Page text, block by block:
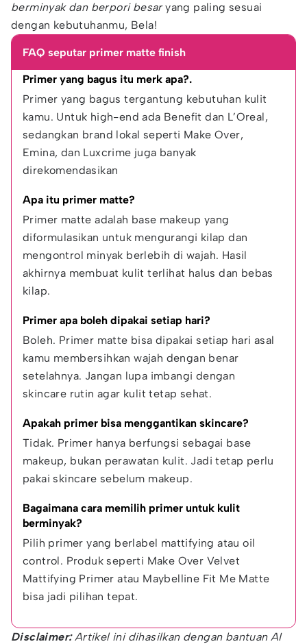
berminyak dan berpori besaryang paling sesuai
dengan kebutuhanmu, Bela!
FAQ seputar primer matte finish
Primer yang bagus itu merk apa?.
Primer yang bagus tergantung kebutuhan kulit
kamu. Untuk high-end ada Benefit dan L’Oreal,
sedangkan brand lokal seperti Make Over,
Emina, dan Luxcrime juga banyak
direkomendasikan
Apa itu primer matte?
Primer matte adalah base makeup yang
diformulasikan untuk mengurangi kilap dan
mengontrol minyak berlebih di wajah. Hasil
akhirnya membuat kulit terlihat halus dan bebas
kilap.
Primer apa boleh dipakai setiap hari?
Boleh. Primer matte bisa dipakai setiap hari asal
kamu membersihkan wajah dengan benar
setelahnya. Jangan lupa imbangi dengan
skincare rutin agar kulit tetap sehat.
Apakah primer bisa menggantikan skincare?
Tidak. Primer hanya berfungsi sebagai base
makeup, bukan perawatan kulit. Jadi tetap perlu
pakai skincare sebelum makeup.
Bagaimana cara memilih primer untuk kulit
berminyak?
Pilih primer yang berlabel mattifying atau oil
control. Produk seperti Make Over Velvet
Mattifying Primer atau Maybelline Fit Me Matte
bisa jadi pilihan tepat.
Disclaimer:Artikel ini dihasilkan dengan bantuan AI